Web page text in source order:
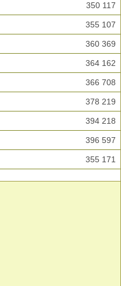
350 117
355 107
360 369
364 162
366 708
378 219
394 218
396 597
355 171